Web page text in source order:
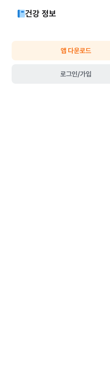
건강 정보
앱 다운로드
로그인/가입